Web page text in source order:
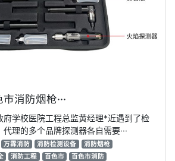
消防烟枪···
府学校医院工程总监黄经理*近遇到了检
理的多个品牌探测器各自需要···
万霖消防 消防检测设备
消防烟枪
消防工程 百色市
百色市消防